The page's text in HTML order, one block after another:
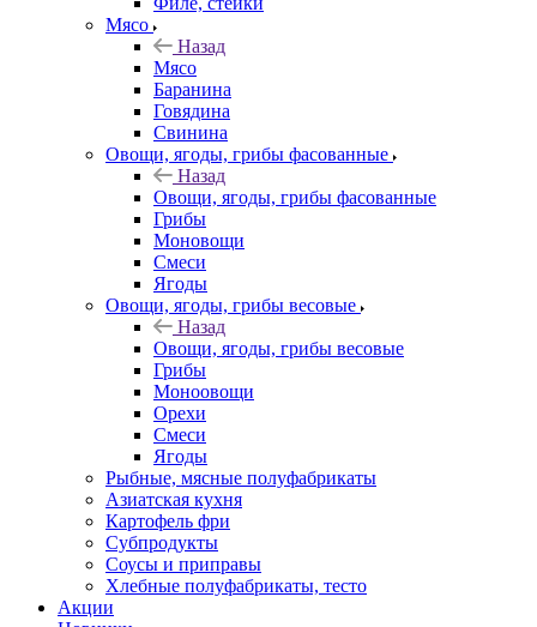
Мясо
Назад
Мясо
Баранина
Говядина
Свинина
Овощи, ягоды, грибы фасованные
Назад
Овощи, ягоды, грибы фасованные
Грибы
Моновощи
Смеси
Ягоды
Овощи, ягоды, грибы весовые
Назад
Овощи, ягоды, грибы весовые
Грибы
Моноовощи
Орехи
Смеси
Ягоды
Рыбные, мясные полуфабрикаты
Азиатская кухня
Картофель фри
Субпродукты
Соусы и приправы
Хлебные полуфабрикаты, тесто
Акции